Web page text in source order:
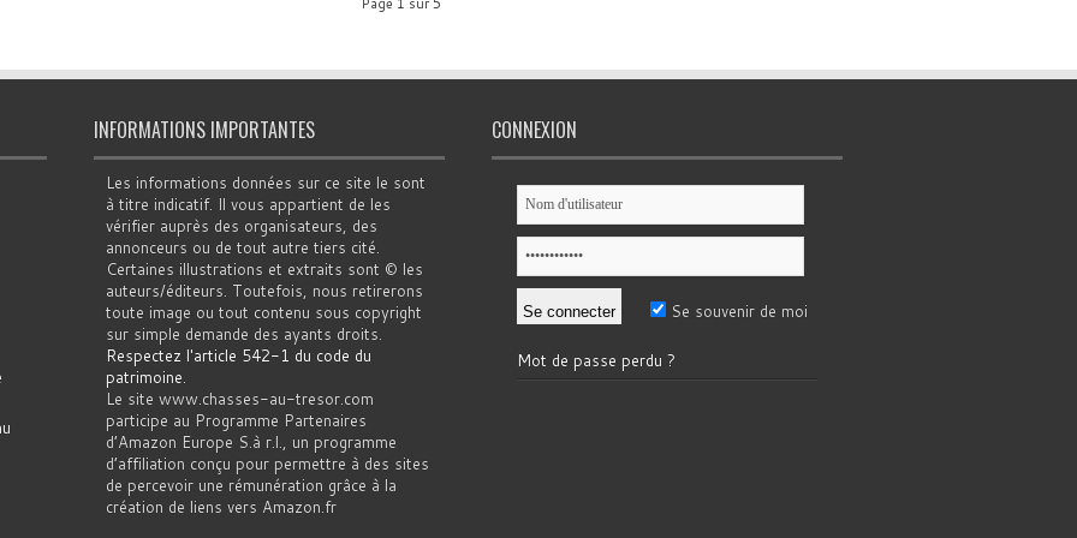
INFORMATIONS IMPORTANTES
Les informations données sur ce site le sont
à titre indicatif. Il vous appartient de les
vérifier auprès des organisateurs, des
annonceurs ou de tout autre tiers cité.
Certaines illustrations et extraits sont © les
auteurs/éditeurs. Toutefois, nous retirerons
toute image ou tout contenu sous copyright
sur simple demande des ayants droits.
Respectez l'article 542-1 du code du
patrimoine.
Le site www.chasses-au-tresor.com
participe au Programme Partenaires
d’Amazon Europe S.à r.l., un programme
d’affiliation conçu pour permettre à des sites
de percevoir une rémunération grâce à la
création de liens vers Amazon.fr
CONNEXION
Se souvenir de moi
Mot de passe perdu ?